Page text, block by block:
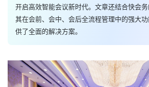
开启高效智能会议新时代。文章还结合快会
其在会前、会中、会后全流程管理中的强大
供了全面的解决方案。